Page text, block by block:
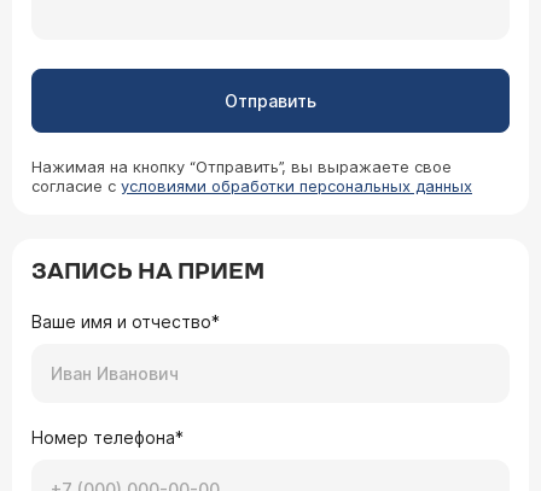
Отправить
Нажимая на кнопку “Отправить”, вы выражаете свое
согласие с условиями обработки персональных данных
ЗАПИСЬ НА ПРИЕМ
Ваше имя и отчество*
Номер телефона*